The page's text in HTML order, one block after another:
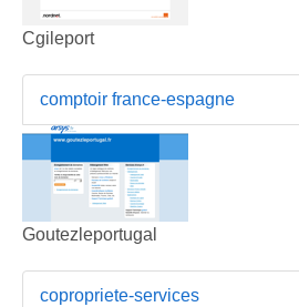
Cgileport
comptoir france-espagne
Goutezleportugal
copropriete-services